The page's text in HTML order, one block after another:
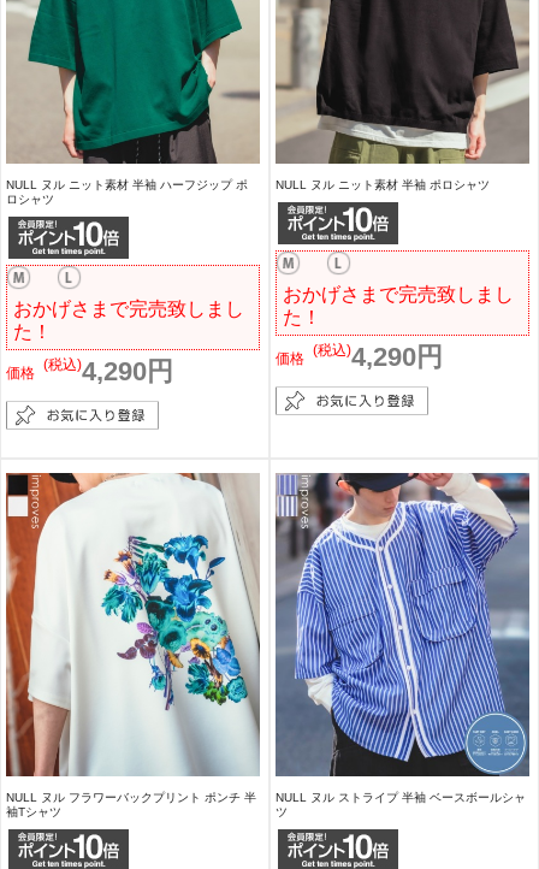
NULL ヌル ニット素材 半袖 ハーフジップ ポ
ロシャツ
おかげさまで完売致しまし
た！
価格 4,290円
(税込)
NULL ヌル ニット素材 半袖 ポロシャツ
おかげさまで完売致しまし
た！
価格 4,290円
(税込)
NULL ヌル フラワーバックプリント ポンチ 半
袖Tシャツ
NULL ヌル ストライプ 半袖 ベースボールシャ
ツ